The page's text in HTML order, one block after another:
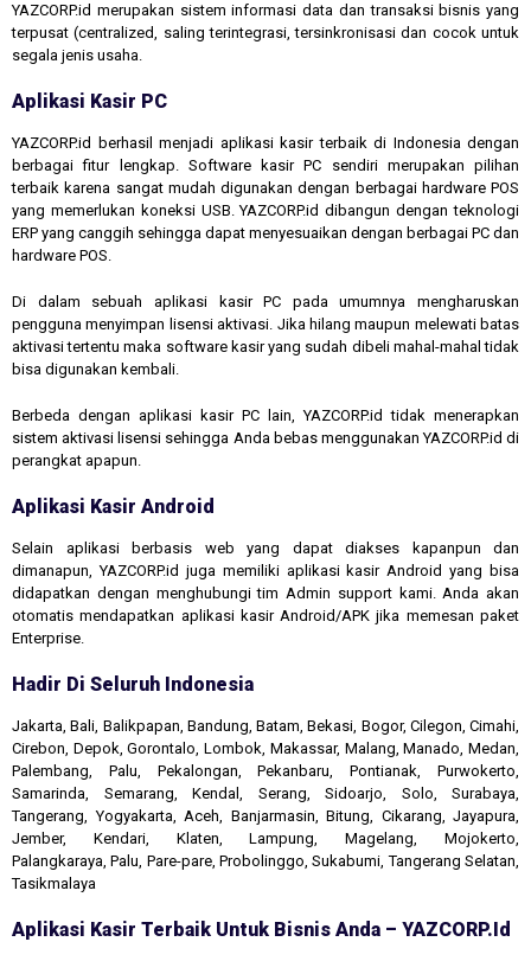
YAZCORP.id merupakan sistem informasi data dan transaksi bisnis yang
terpusat (centralized, saling terintegrasi, tersinkronisasi dan cocok untuk
segala jenis usaha.
Aplikasi Kasir PC
YAZCORP.id berhasil menjadi aplikasi kasir terbaik di Indonesia dengan
berbagai fitur lengkap. Software kasir PC sendiri merupakan pilihan
terbaik karena sangat mudah digunakan dengan berbagai hardware POS
yang memerlukan koneksi USB. YAZCORP.id dibangun dengan teknologi
ERP yang canggih sehingga dapat menyesuaikan dengan berbagai PC dan
hardware POS.
Di dalam sebuah aplikasi kasir PC pada umumnya mengharuskan
pengguna menyimpan lisensi aktivasi. Jika hilang maupun melewati batas
aktivasi tertentu maka software kasir yang sudah dibeli mahal-mahal tidak
bisa digunakan kembali.
Berbeda dengan aplikasi kasir PC lain, YAZCORP.id tidak menerapkan
sistem aktivasi lisensi sehingga Anda bebas menggunakan YAZCORP.id di
perangkat apapun.
Aplikasi Kasir Android
Selain aplikasi berbasis web yang dapat diakses kapanpun dan
dimanapun, YAZCORP.id juga memiliki aplikasi kasir Android yang bisa
didapatkan dengan menghubungi tim Admin support kami. Anda akan
otomatis mendapatkan aplikasi kasir Android/APK jika memesan paket
Enterprise.
Hadir Di Seluruh Indonesia
Jakarta, Bali, Balikpapan, Bandung, Batam, Bekasi, Bogor, Cilegon, Cimahi,
Cirebon, Depok, Gorontalo, Lombok, Makassar, Malang, Manado, Medan,
Palembang, Palu, Pekalongan, Pekanbaru, Pontianak, Purwokerto,
Samarinda, Semarang, Kendal, Serang, Sidoarjo, Solo, Surabaya,
Tangerang, Yogyakarta, Aceh, Banjarmasin, Bitung, Cikarang, Jayapura,
Jember, Kendari, Klaten, Lampung, Magelang, Mojokerto,
Palangkaraya, Palu, Pare-pare, Probolinggo, Sukabumi, Tangerang Selatan,
Tasikmalaya
Aplikasi Kasir Terbaik Untuk Bisnis Anda – YAZCORP.id